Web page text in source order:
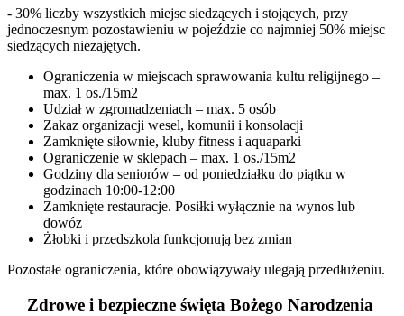
- 30% liczby wszystkich miejsc siedzących i stojących, przy
jednoczesnym pozostawieniu w pojeździe co najmniej 50% miejsc
siedzących niezajętych.
Ograniczenia w miejscach sprawowania kultu religijnego –
max. 1 os./15m2
Udział w zgromadzeniach – max. 5 osób
Zakaz organizacji wesel, komunii i konsolacji
Zamknięte siłownie, kluby fitness i aquaparki
Ograniczenie w sklepach – max. 1 os./15m2
Godziny dla seniorów – od poniedziałku do piątku w
godzinach 10:00-12:00
Zamknięte restauracje. Posiłki wyłącznie na wynos lub
dowóz
Żłobki i przedszkola funkcjonują bez zmian
Pozostałe ograniczenia, które obowiązywały ulegają przedłużeniu.
Zdrowe i bezpieczne święta Bożego Narodzenia